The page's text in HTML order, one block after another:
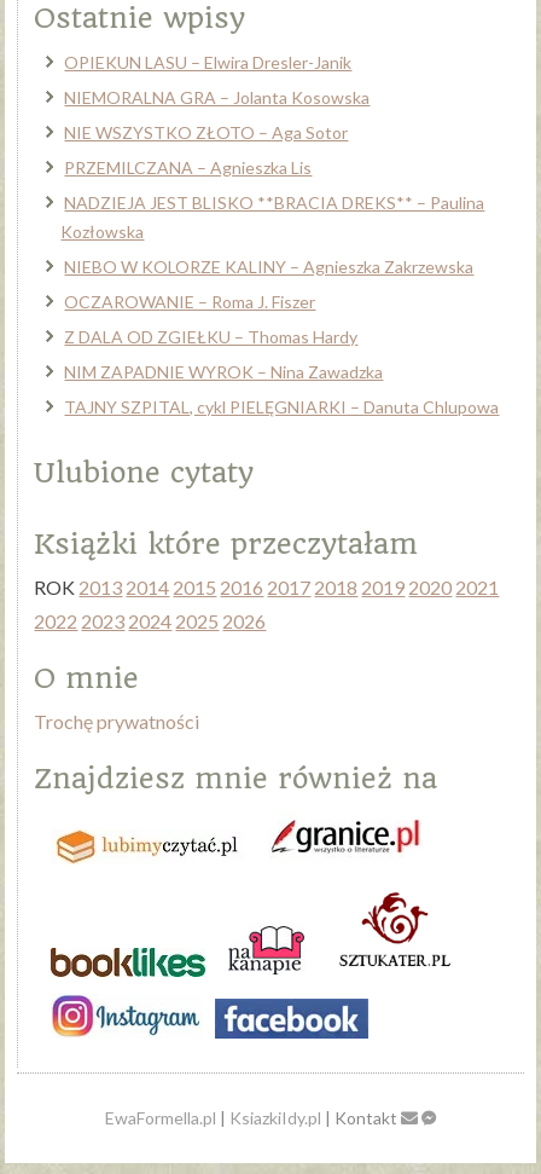
Ostatnie wpisy
OPIEKUN LASU – Elwira Dresler-Janik
NIEMORALNA GRA – Jolanta Kosowska
NIE WSZYSTKO ZŁOTO – Aga Sotor
PRZEMILCZANA – Agnieszka Lis
NADZIEJA JEST BLISKO **BRACIA DREKS** – Paulina
Kozłowska
NIEBO W KOLORZE KALINY – Agnieszka Zakrzewska
OCZAROWANIE – Roma J. Fiszer
Z DALA OD ZGIEŁKU – Thomas Hardy
NIM ZAPADNIE WYROK – Nina Zawadzka
TAJNY SZPITAL, cykl PIELĘGNIARKI – Danuta Chlupowa
Ulubione cytaty
Książki które przeczytałam
ROK 2013 2014 2015 2016 2017 2018 2019 2020 2021
2022 2023 2024 2025 2026
O mnie
Trochę prywatności
Znajdziesz mnie również na
EwaFormella.pl | KsiazkiIdy.pl | Kontakt